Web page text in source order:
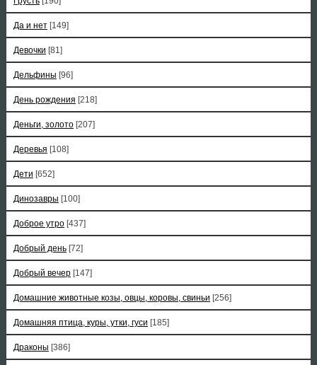
Да и нет [149]
Девочки [81]
Дельфины [96]
День рождения [218]
Деньги, золото [207]
Деревья [108]
Дети [652]
Динозавры [100]
Доброе утро [437]
Добрый день [72]
Добрый вечер [147]
Домашние животные козы, овцы, коровы, свиньи [256]
Домашняя птица, куры, утки, гуси [185]
Драконы [386]